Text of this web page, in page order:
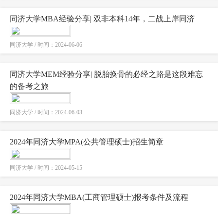
同济大学MBA经验分享| 双非本科14年，二战上岸同济
同济大学 / 时间：2024-06-06
同济大学MEM经验分享| 脱胎换骨的必经之路是这段难忘
的备考之旅
同济大学 / 时间：2024-06-03
2024年同济大学MPA(公共管理硕士)招生简章
同济大学 / 时间：2024-05-15
2024年同济大学MBA(工商管理硕士)报考条件及流程